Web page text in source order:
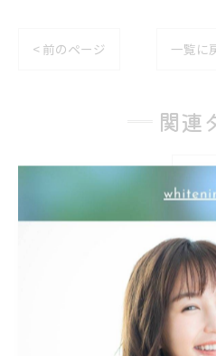
< 前のページ 一覧に
関連
#名
カテゴリ
全てのカテゴ
トーンアップ